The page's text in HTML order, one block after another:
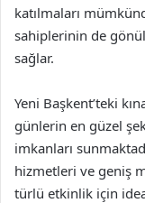
katılmaları
sahiplerinin de gönül
sağlar.
Yeni Başkent’teki
günlerin en güzel
imkanları
hizmetleri ve geniş
türlü etkinlik için